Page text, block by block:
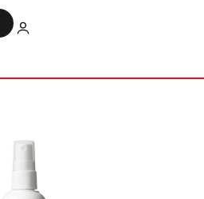
ZALOGUJ
PACKSHOT